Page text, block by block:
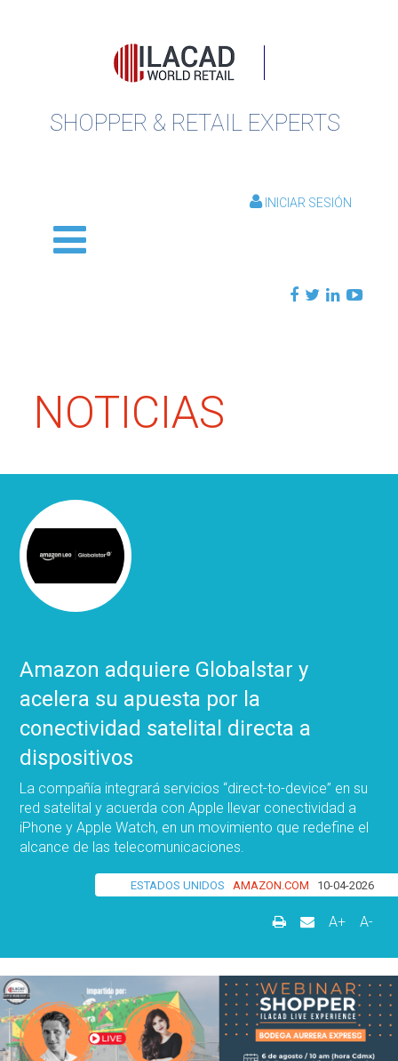
SHOPPER & RETAIL EXPERTS
INICIAR SESIÓN
NOTICIAS
Amazon adquiere Globalstar y
acelera su apuesta por la
conectividad satelital directa a
dispositivos
La compañía integrará servicios “direct-to-device” en su
red satelital y acuerda con Apple llevar conectividad a
iPhone y Apple Watch, en un movimiento que redefine el
alcance de las telecomunicaciones.
ESTADOS UNIDOS AMAZON.COM 10-04-2026
A+ A-